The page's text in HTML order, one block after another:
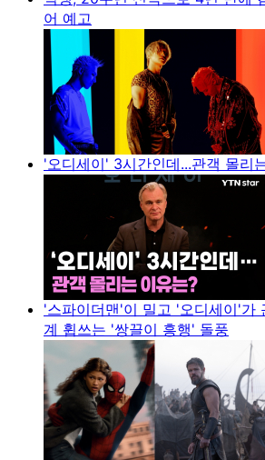
어 예고
'오디세이' 3시간인데...관객 몰리
'스파이더맨'이 밀고 '오디세이'가
계 휩쓰는 '쌍끌이 흥행' 돌풍